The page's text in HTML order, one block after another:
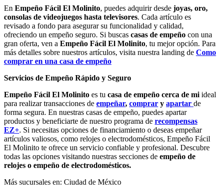
En Empeño Fácil El Molinito, puedes adquirir desde joyas, oro,
consolas de videojuegos hasta televisores. Cada artículo es
revisado a fondo para asegurar su funcionalidad y calidad,
ofreciendo un empeño seguro. Si buscas casas de empeño con una
gran oferta, ven a Empeño Fácil El Molinito, tu mejor opción. Para
más detalles sobre nuestros artículos, visita nuestra landing de Como
comprar en una casa de empeño
Servicios de Empeño Rápido y Seguro
Empeño Fácil El Molinito es tu casa de empeño cerca de mi ideal
para realizar transacciones de empeñar, comprar y apartar de
forma segura. En nuestras casas de empeño, puedes apartar
productos y beneficiarte de nuestro programa de recompensas
EZ+. Si necesitas opciones de financiamiento o deseas empeñar
artículos valiosos, como relojes o electrodomésticos, Empeño Fácil
El Molinito te ofrece un servicio confiable y profesional. Descubre
todas las opciones visitando nuestras secciones de empeño de
relojes o empeño de electrodomésticos.
Más sucursales en: Ciudad de México